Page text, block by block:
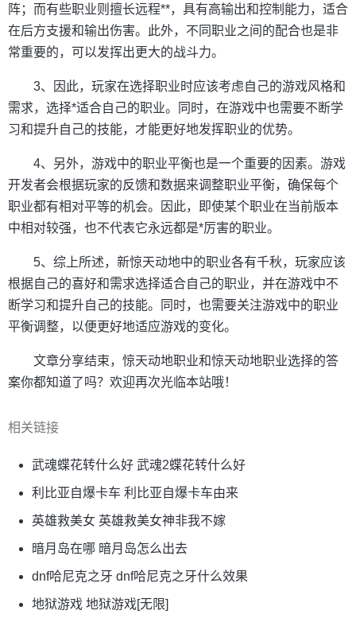
阵；而有些职业则擅长远程**，具有高输出和控制能力，适合
在后方支援和输出伤害。此外，不同职业之间的配合也是非
常重要的，可以发挥出更大的战斗力。
3、因此，玩家在选择职业时应该考虑自己的游戏风格和
需求，选择*适合自己的职业。同时，在游戏中也需要不断学
习和提升自己的技能，才能更好地发挥职业的优势。
4、另外，游戏中的职业平衡也是一个重要的因素。游戏
开发者会根据玩家的反馈和数据来调整职业平衡，确保每个
职业都有相对平等的机会。因此，即使某个职业在当前版本
中相对较强，也不代表它永远都是*厉害的职业。
5、综上所述，新惊天动地中的职业各有千秋，玩家应该
根据自己的喜好和需求选择适合自己的职业，并在游戏中不
断学习和提升自己的技能。同时，也需要关注游戏中的职业
平衡调整，以便更好地适应游戏的变化。
文章分享结束，惊天动地职业和惊天动地职业选择的答
案你都知道了吗？欢迎再次光临本站哦！
相关链接
武魂蝶花转什么好 武魂2蝶花转什么好
利比亚自爆卡车 利比亚自爆卡车由来
英雄救美女 英雄救美女神非我不嫁
暗月岛在哪 暗月岛怎么出去
dnf哈尼克之牙 dnf哈尼克之牙什么效果
地狱游戏 地狱游戏[无限]